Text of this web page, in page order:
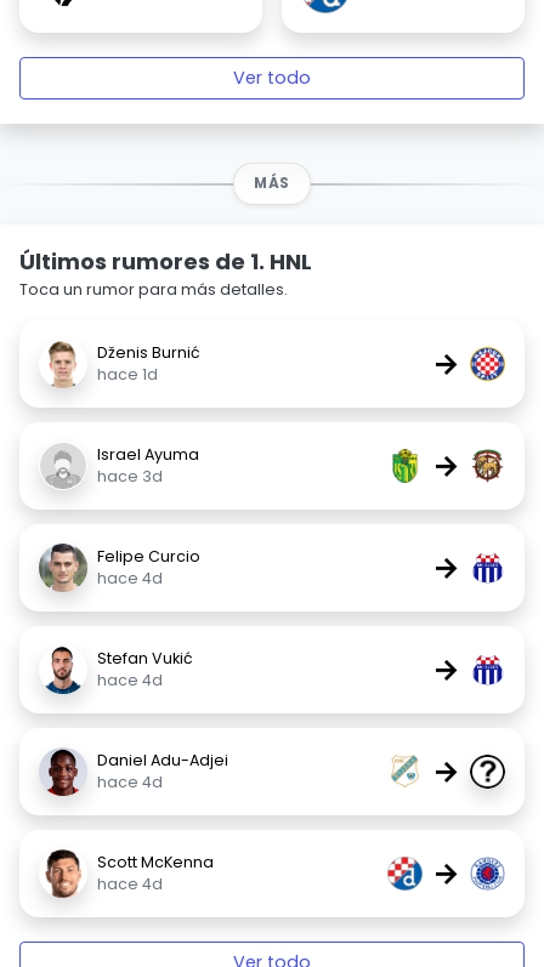
Ver todo
MÁS
Últimos rumores de 1. HNL
Toca un rumor para más detalles.
Dženis Burnić
hace 1d
→
Israel Ayuma
hace 3d
→
Felipe Curcio
hace 4d
→
Stefan Vukić
hace 4d
→
Daniel Adu-Adjei
hace 4d
→
Scott McKenna
hace 4d
→
Ver todo